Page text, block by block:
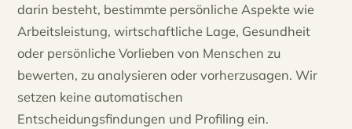
darin besteht, bestimmte persönliche Aspekte wie
Arbeitsleistung, wirtschaftliche Lage, Gesundheit
oder persönliche Vorlieben von Menschen zu
bewerten, zu analysieren oder vorherzusagen. Wir
setzen keine automatischen
Entscheidungsfindungen und Profiling ein.